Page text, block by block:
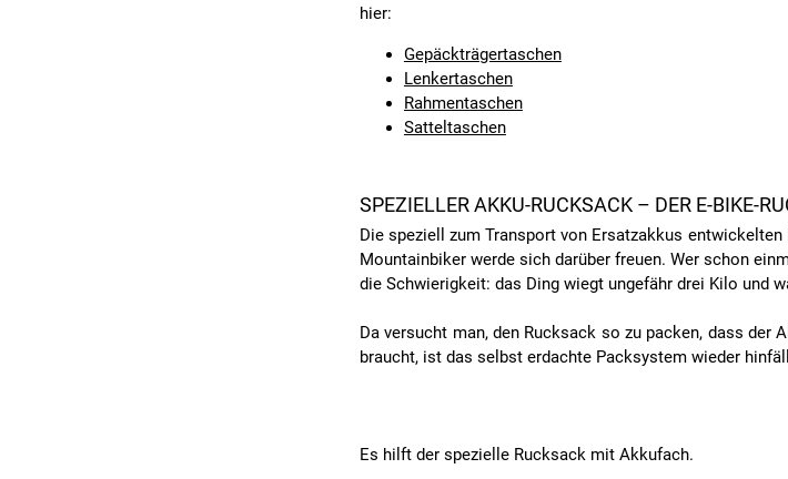
hier:
Gepäckträgertaschen
Lenkertaschen
Rahmentaschen
Satteltaschen
SPEZIELLER AKKU-RUCKSACK – DER E-BIKE-
Die speziell zum Transport von Ersatzakkus
Mountainbiker werde sich darüber freuen. Wer schon
die Schwierigkeit: das Ding wiegt ungefähr drei Kilo und
Da versucht man, den Rucksack so zu packen, dass
braucht, ist das selbst erdachte Packsystem wieder
Es hilft der spezielle Rucksack mit Akkufach.